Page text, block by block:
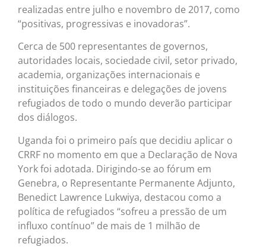
realizadas entre julho e novembro de 2017, como
“positivas, progressivas e inovadoras”.
Cerca de 500 representantes de governos,
autoridades locais, sociedade civil, setor privado,
academia, organizações internacionais e
instituições financeiras e delegações de jovens
refugiados de todo o mundo deverão participar
dos diálogos.
Uganda foi o primeiro país que decidiu aplicar o
CRRF no momento em que a Declaração de Nova
York foi adotada. Dirigindo-se ao fórum em
Genebra, o Representante Permanente Adjunto,
Benedict Lawrence Lukwiya, destacou como a
política de refugiados “sofreu a pressão de um
influxo contínuo” de mais de 1 milhão de
refugiados.